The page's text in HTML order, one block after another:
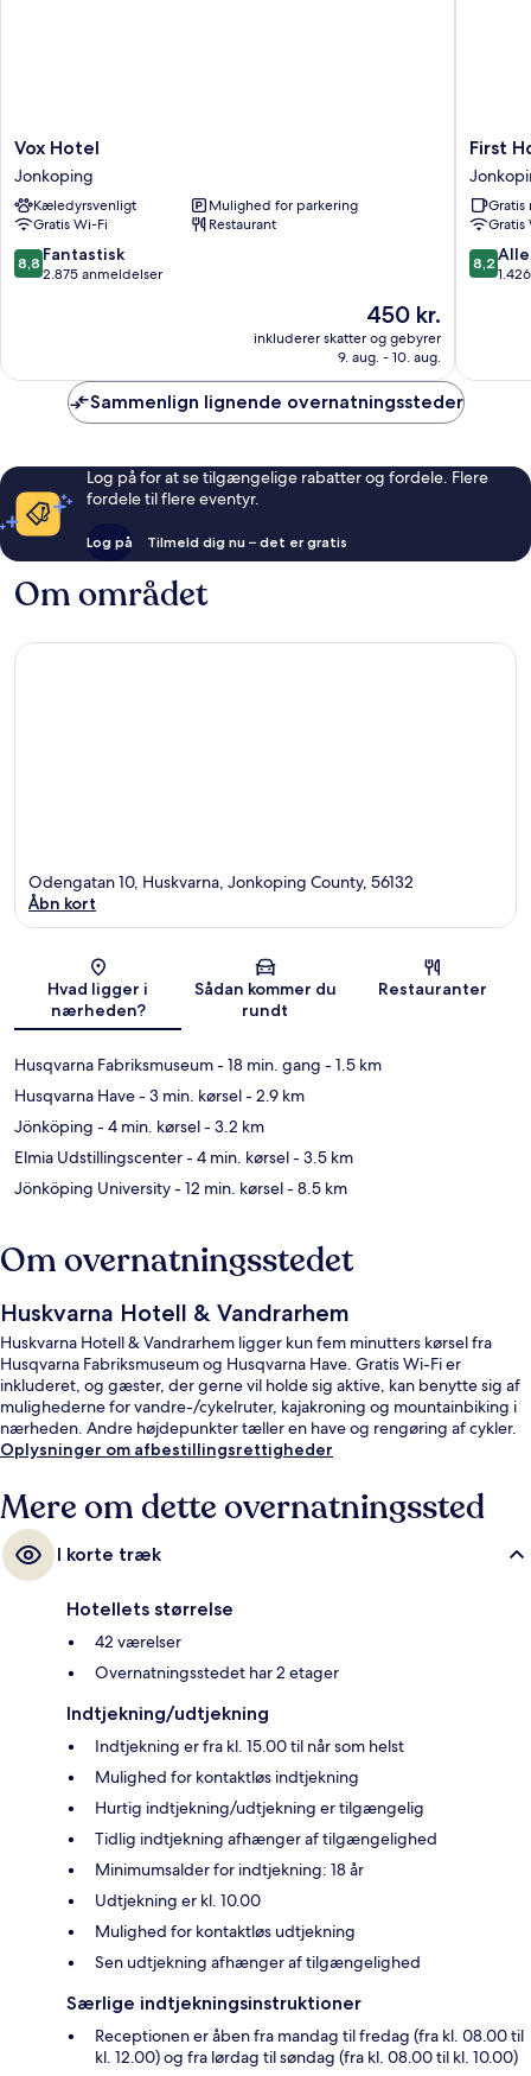
Vox
Hotel
Jonkoping
Vox Hotel
Jonkoping
Kæledyrsvenligt
Mulighed for parkering
Gratis Wi-Fi
Restaurant
8.8
ud
anmeldelser
8,8 Fantastisk
2.875 anmeldelser
Prisen
450 kr.
450 kr.
inkluderer skatter og gebyrer
9. aug. - 10. aug.
First
Hotel
First
Gratis
Gratis
8.2
ud
8,2
Sammenlign lignende overnatningssteder
Log på for at se tilgængelige rabatter og fordele. Flere
fordele til flere eventyr.
Log på Tilmeld dig nu – det er gratis
Om området
Kort
Odengatan 10, Huskvarna, Jonkoping County, 56132
Åbn kort
Hvad ligger i
nærheden?
Sådan kommer du
rundt
Restauranter
Husqvarna Fabriksmuseum- 18 min. gang - 1.5 km
Husqvarna Have- 3 min. kørsel- 2.9 km
Jönköping - 4 min. kørsel- 3.2 km
Elmia Udstillingscenter- 4 min. kørsel- 3.5 km
Jönköping University- 12 min. kørsel- 8.5 km
Om overnatningsstedet
Huskvarna Hotell & Vandrarhem
Huskvarna Hotell & Vandrarhem ligger kun fem minutters kørsel fra
Husqvarna Fabriksmuseum og Husqvarna Have. Gratis Wi-Fi er
inkluderet, og gæster, der gerne vil holde sig aktive, kan benytte sig af
mulighederne for vandre-/cykelruter, kajakroning og mountainbiking i
nærheden. Andre højdepunkter tæller en have og rengøring af cykler.
Oplysninger om afbestillingsrettigheder
Mere om dette overnatningssted
I korte træk
Hotellets størrelse
42 værelser
Overnatningsstedet har 2 etager
Indtjekning/udtjekning
Indtjekning er fra kl. 15.00 til når som helst
Mulighed for kontaktløs indtjekning
Hurtig indtjekning/udtjekning er tilgængelig
Tidlig indtjekning afhænger af tilgængelighed
Minimumsalder for indtjekning: 18 år
Udtjekning er kl. 10.00
Mulighed for kontaktløs udtjekning
Sen udtjekning afhænger af tilgængelighed
Særlige indtjekningsinstruktioner
Receptionen er åben fra mandag til fredag (fra kl. 08.00 til
kl. 12.00) og fra lørdag til søndag (fra kl. 08.00 til kl. 10.00)